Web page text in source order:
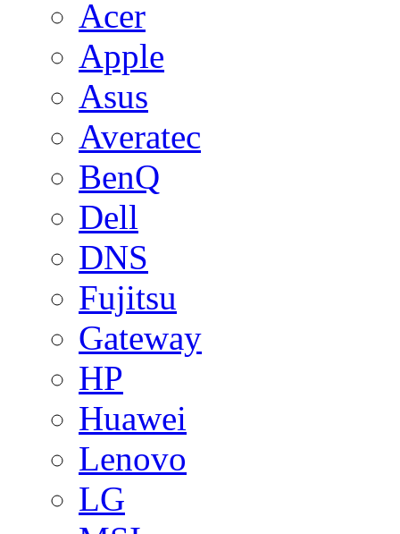
Acer
Apple
Asus
Averatec
BenQ
Dell
DNS
Fujitsu
Gateway
HP
Huawei
Lenovo
LG